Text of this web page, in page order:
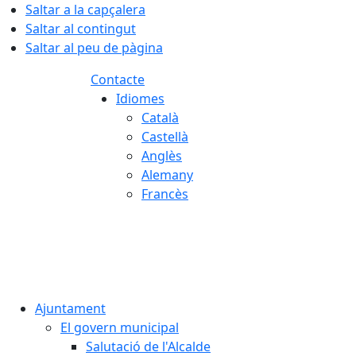
Saltar a la capçalera
Saltar al contingut
Saltar al peu de pàgina
Contacte
Idiomes
Català
Castellà
Anglès
Alemany
Francès
Ajuntament
El govern municipal
Salutació de l'Alcalde